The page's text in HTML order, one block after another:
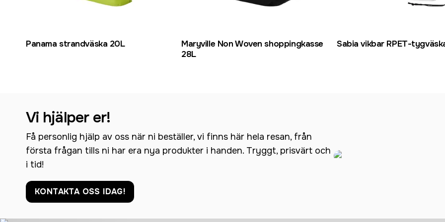
Panama strandväska 20L
Maryville Non Woven shoppingkasse
28L
Sabia vikbar RPET-
Vi hjälper er!
Få personlig hjälp av oss när ni beställer, vi finns här hela resan, från
första frågan tills ni har era nya produkter i handen. Tryggt, prisvärt och
i tid!
KONTAKTA OSS IDAG!